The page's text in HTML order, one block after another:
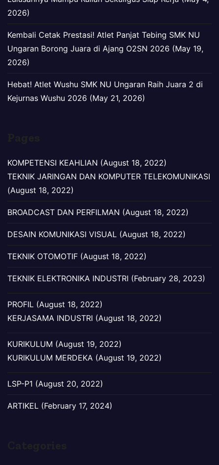
2026)
Kembali Cetak Prestasi! Atlet Panjat Tebing SMK NU
Ungaran Borong Juara di Ajang O2SN 2026 (May 19,
2026)
Hebat! Atlet Wushu SMK NU Ungaran Raih Juara 2 di
Kejurnas Wushu 2026 (May 21, 2026)
KOMPETENSI KEAHLIAN (August 18, 2022)
TEKNIK JARINGAN DAN KOMPUTER TELEKOMUNIKASI
(August 18, 2022)
BROADCAST DAN PERFILMAN (August 18, 2022)
DESAIN KOMUNIKASI VISUAL (August 18, 2022)
TEKNIK OTOMOTIF (August 18, 2022)
TEKNIK ELEKTRONIKA INDUSTRI (February 28, 2023)
PROFIL (August 18, 2022)
KERJASAMA INDUSTRI (August 18, 2022)
KURIKULUM (August 19, 2022)
KURIKULUM MERDEKA (August 19, 2022)
LSP-P1 (August 20, 2022)
ARTIKEL (February 17, 2024)